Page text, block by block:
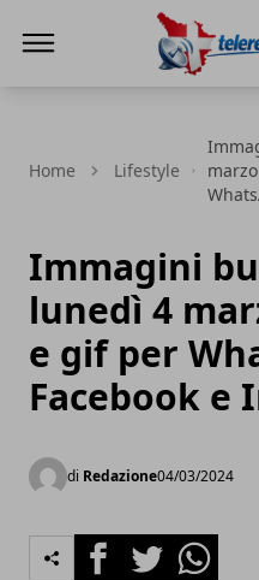
Home Lifestyle
Immagini
lunedì 4
e gif per
Facebook e
di Redazione04/03/2024
FacebookTwitterWhatsapp